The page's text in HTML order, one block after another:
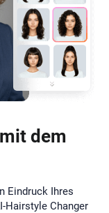
dem
Eindruck Ihres
Hairstyle Changer